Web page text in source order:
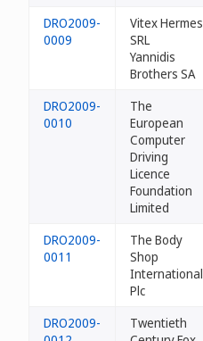
DRO2009-
0009
Vitex Hermes
SRL
Yannidis
Brothers SA
DRO2009-
0010
The
European
Computer
Driving
Licence
Foundation
Limited
DRO2009-
0011
The Body
Shop
International
Plc
DRO2009-
Twentieth